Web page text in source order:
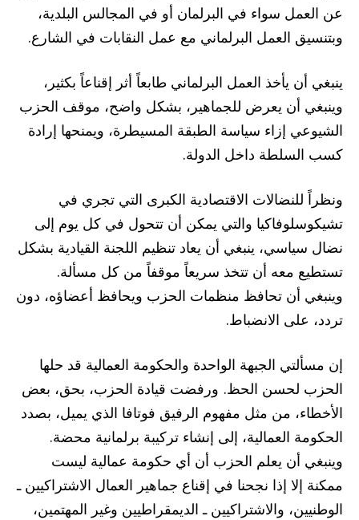
عن العمل سواء في البرلمان أو في المجالس البلدية،
وبتنسيق العمل البرلماني مع عمل النقابات في الشارع.
ينبغي أن يأخذ العمل البرلماني طابعاً أثر إقناعاً بكثير،
وينبغي أن يعرض للجماهير، بشكل واضح، موقف الحزب
الشيوعي إزاء سياسة الطبقة المسيطرة، ويمنحها إرادة
كسب السلطة داخل الدولة.
ونظراً للنضالات الاقتصادية الكبرى التي تجري في
تشيكوسلوفاكيا والتي يمكن أن تتحول في كل يوم إلى
نضال سياسي، ينبغي أن يعاد تنظيم اللجنة القيادية بشكل
تستطيع معه أن تتخذ سريعاً موقفاً من كل مسألة.
وينبغي أن تحافظ منظمات الحزب ويحافظ أعضاؤه، دون
تردد، على الانضباط.
إن مسألتي الجبهة الواحدة والحكومة العمالية قد حلها
الحزب لحسن الحظ. ورفضت قيادة الحزب، بحق، بعض
الأخطاء، من مثل مفهوم الرفيق فوتافا الذي يميل، بصدد
الحكومة العمالية، إلى إنشاء تركيبة برلمانية محضة.
وينبغي أن يعلم الحزب أن أي حكومة عمالية ليست
ممكنة إلا إذا نجحنا في إقناع جماهير العمال الاشتراكيين ـ
الوطنيين، والاشتراكيين ـ الديمقراطيين وغير المهتمين،